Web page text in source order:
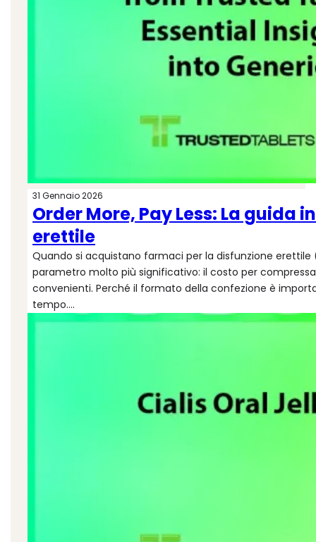
31 Gennaio 2026
Order More, Pay Less: La
erettile
Quando si acquistano farmaci per la disfunzione
parametro molto più significativo: il costo per
convenienti. Perché il formato della confezione è
tempo.…